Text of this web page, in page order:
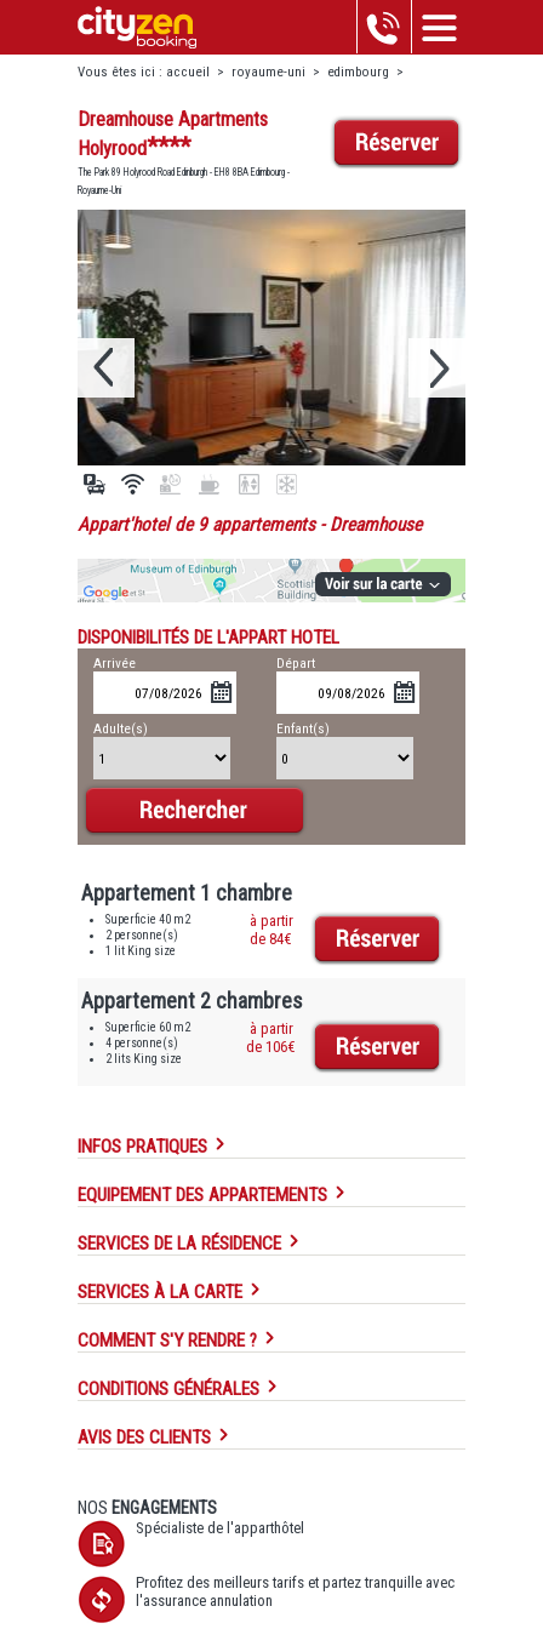
Vous êtes ici : accueil > royaume-uni > edimbourg >
dreamhouse apartments holyrood
Dreamhouse Apartments
Holyrood****
The Park 89 Holyrood Road Edinburgh - EH8 8BA Edimbourg -
Royaume-Uni
Appart'hotel de 9 appartements- Dreamhouse
DISPONIBILITÉS DE L'APPART HOTEL
Arrivée Départ
Adulte(s) Enfant(s)
Appartement 1 chambre
Superficie 40 m2
2 personne(s)
1 lit King size
à partir
de 84€
Appartement 2 chambres
Superficie 60 m2
4 personne(s)
2 lits King size
à partir
de 106€
INFOS PRATIQUES
EQUIPEMENT DES APPARTEMENTS
SERVICES DE LA RÉSIDENCE
SERVICES À LA CARTE
COMMENT S'Y RENDRE ?
CONDITIONS GÉNÉRALES
AVIS DES CLIENTS
NOS ENGAGEMENTS
Spécialiste de l'apparthôtel
Profitez des meilleurs tarifs et partez tranquille avec
l'assurance annulation